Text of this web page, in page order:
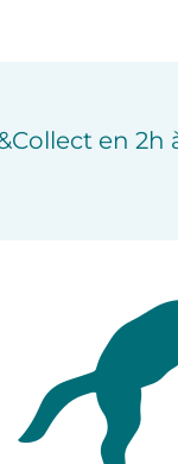
en 2h